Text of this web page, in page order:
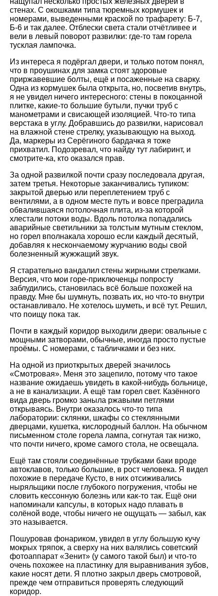
стенах. С окошками типа тюремных кормушек и
номерами, выведенными краской по трафарету: Б-7,
Б-6 и так далее. Отблески света стали отчётливее и
вели в левый поворот развилки: где-то там горела
тусклая лампочка.
Из интереса я подёргал двери, и только потом понял,
что в проушинах для замка стоят здоровые
приржавевшие болты, ещё и посаженные на сварку.
Одна из кормушек была открыта, но, посветив внутрь,
я не увидел ничего интересного: стены в покоцанной
плитке, какие-то большие бутыли, пучки труб с
манометрами и свисающей изоляцией. Что-то типа
верстака в углу. Добравшись до развилки, нарисовал
на влажной стене стрелку, указывающую на выход.
Да, маркеры из Серёгиного бардачка я тоже
прихватил. Подозревал, что найду тут лабиринт, и
смотрите-ка, кто оказался прав.
За одной развилкой почти сразу последовала другая,
затем третья. Некоторые заканчивались тупиком:
закрытой дверью или переплетением труб с
вентилями, а в одном месте путь и вовсе преградила
обвалившаяся потолочная плита, из-за которой
хлестали потоки воды. Вдоль потолка попадались
аварийные светильники за толстым мутным стеклом,
но горел вполнакала хорошо если каждый десятый,
добавляя к нескончаемому журчанию воды свой
болезненный жужжащий звук.
Я старательно вандалил стены жирными стрелками.
Версия, что мои горе-приключенцы попросту
заблудились, становилась всё больше похожей на
правду. Мне бы шумнуть, позвать их, но что-то внутри
останавливало. Не хотелось шуметь, и всё тут. Решил,
что поищу пока так.
Почти в каждый коридор выходили двери: овальные с
мощными затворами, обычные, иногда просто пустые
проёмы. С номерами, с табличками и без них.
На одной из приоткрытых дверей значилось
«Смотровая». Меня это зацепило, потому что такое
название ожидаешь увидеть в какой-нибудь больнице,
а не в канализации. А ещё там горел свет. Казённого
вида дверь громко заныла ржавыми петлями
открываясь. Внутри оказалось что-то типа
лаборатории: склянки, шкафы со стеклянными
дверцами, кушетка, кислородный баллон. На обычном
письменном столе горела лампа, согнутая так низко,
что почти ничего, кроме самого стола, не освещала.
Ещё там стояли соединённые трубками баки вроде
автоклавов, только большие, в рост человека. Я видел
похожие в передаче Кусто, в них отсиживались
ныряльщики после глубокого погружения, чтобы не
словить кессонную болезнь или как-то так. Ещё они
напоминали капсулы, в которых надо плавать в
солёной воде, чтобы ничего не ощущать — забыл, как
это называется.
Пошуровав фонариком, увидел в углу большую кучу
мокрых тряпок, а сверху на них валялись советский
фотоаппарат «Зенит» (у самого такой был) и что-то
очень похожее на пластинку для выравнивания зубов,
какие носят дети. Я плотно закрыл дверь смотровой,
прежде чем отправиться проверять следующий
коридор.